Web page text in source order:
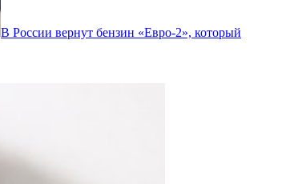
В России вернут бензин «Евро-2», который